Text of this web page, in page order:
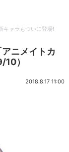
キャラもついに登場!
ニメイトカ
）
2018.8.17 11:00